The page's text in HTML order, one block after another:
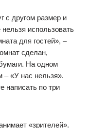
с другом размер и
использовать
для гостей», –
сделан,
На одном
– «У нас нельзя».
написать по три
«зрителей».